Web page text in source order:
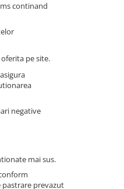
continand
pe site.
negative
mai sus.
pastrare prevazut